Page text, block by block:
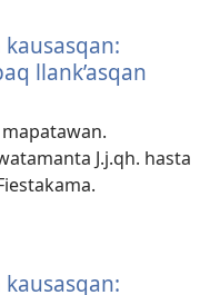
kausasqan:
llank’asqan
J.j.qh. hasta
kausasqan: